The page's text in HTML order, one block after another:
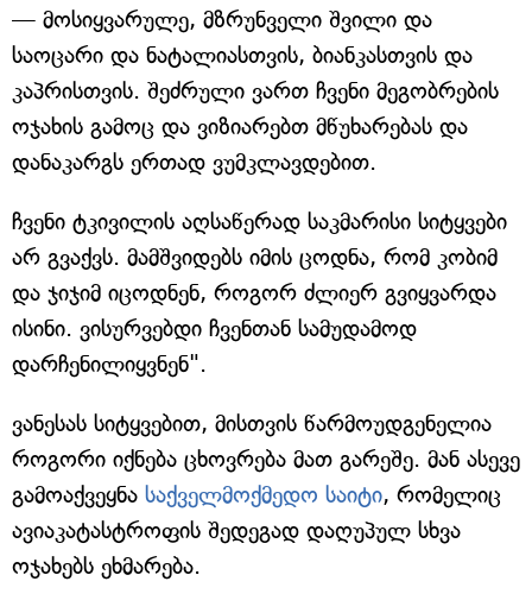
— მოსიყვარულე, მზრუნველი შვილი და
საოცარი და ნატალიასთვის, ბიანკასთვის და
კაპრისთვის. შეძრული ვართ ჩვენი მეგობრების
ოჯახის გამოც და ვიზიარებთ მწუხარებას და
დანაკარგს ერთად ვუმკლავდებით.
ჩვენი ტკივილის აღსაწერად საკმარისი სიტყვები
არ გვაქვს. მამშვიდებს იმის ცოდნა, რომ კობიმ
და ჯიჯიმ იცოდნენ, როგორ ძლიერ გვიყვარდა
ისინი. ვისურვებდი ჩვენთან სამუდამოდ
დარჩენილიყვნენ".
ვანესას სიტყვებით, მისთვის წარმოუდგენელია
როგორი იქნება ცხოვრება მათ გარეშე. მან ასევე
გამოაქვეყნა საქველმოქმედო საიტი, რომელიც
ავიაკატასტროფის შედეგად დაღუპულ სხვა
ოჯახებს ეხმარება.